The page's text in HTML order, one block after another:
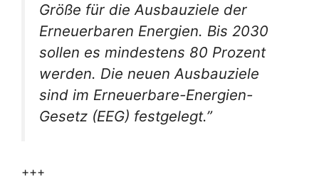
Größe für die Ausbauziele der
Erneuerbaren Energien. Bis 2030
sollen es mindestens 80 Prozent
werden. Die neuen Ausbauziele
sind im Erneuerbare-Energien-
Gesetz (EEG) festgelegt.”
+++